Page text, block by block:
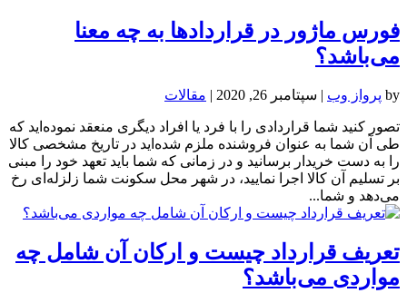
فورس ماژور در قراردادها به چه معنا
می‌باشد؟
by پرواز وب | سپتامبر 26, 2020 | مقالات
تصور کنید شما قراردادی را با فرد یا افراد دیگری منعقد نموده‌اید که
طی آن شما به عنوان فروشنده ملزم شده‌اید در تاریخ مشخصی کالا
را به دست خریدار برسانید و در زمانی که شما باید تعهد خود را مبنی
بر تسلیم آن کالا اجرا نمایید، در شهر محل سکونت شما زلزله‌ای رخ
می‌دهد و شما...
تعریف قرارداد چیست و ارکان آن شامل چه
مواردی می‌باشد؟